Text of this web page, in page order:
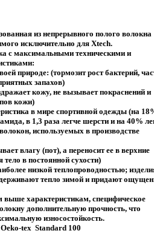
из непрерывного полого волокна
исключительно для Xtech.
с максимальными техническими и
природе: (тормозит рост бактерий,
запахов)
кожу, не вызывает покраснений и
кожи)
в мире спортивной одежды (на
в 1,3 раза легче шерсти и на 40%
используемых в производстве
влагу (пот), а переносит ее в верхние
в постоянной сухости)
низкой теплопроводностью;
тепло зимой и придают
выше характеристикам, специфическое
дополнительную прочность, что
износостойкость.
tex Standard 100